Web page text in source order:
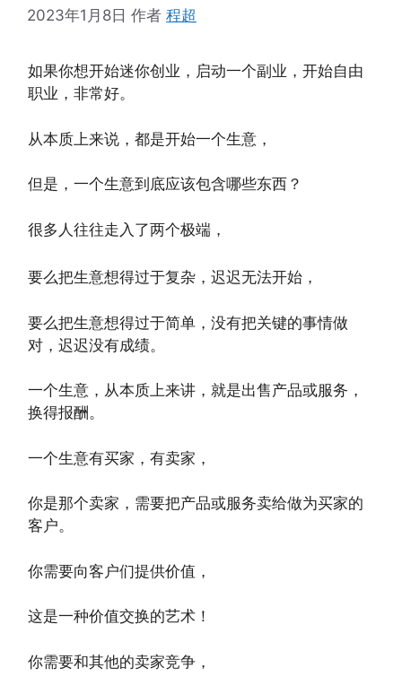
2023年1月8日 作者 程超
如果你想开始迷你创业，启动一个副业，开始自由
职业，非常好。
从本质上来说，都是开始一个生意，
但是，一个生意到底应该包含哪些东西？
很多人往往走入了两个极端，
要么把生意想得过于复杂，迟迟无法开始，
要么把生意想得过于简单，没有把关键的事情做
对，迟迟没有成绩。
一个生意，从本质上来讲，就是出售产品或服务，
换得报酬。
一个生意有买家，有卖家，
你是那个卖家，需要把产品或服务卖给做为买家的
客户。
你需要向客户们提供价值，
这是一种价值交换的艺术！
你需要和其他的卖家竞争，